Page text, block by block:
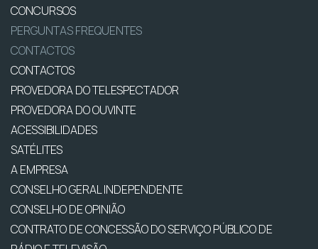
CONCURSOS
PERGUNTAS FREQUENTES
CONTACTOS
CONTACTOS
PROVEDORA DO TELESPECTADOR
PROVEDORA DO OUVINTE
ACESSIBILIDADES
SATÉLITES
A EMPRESA
CONSELHO GERAL INDEPENDENTE
CONSELHO DE OPINIÃO
CONTRATO DE CONCESSÃO DO SERVIÇO PÚBLICO DE